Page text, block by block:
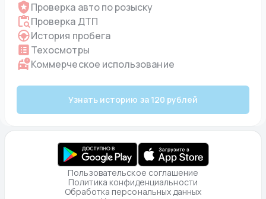
Проверка авто по розыску
Проверка ДТП
История пробега
Техосмотры
Коммерческое использование
Узнать историю за 120 рублей
Пользовательское соглашение
Политика конфиденциальности
Обработка персональных данных